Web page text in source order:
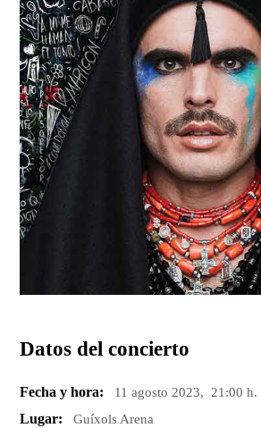
Datos del concierto
Fecha y hora: 11 agosto 2023, 21:00 h.
Lugar: Guíxols Arena